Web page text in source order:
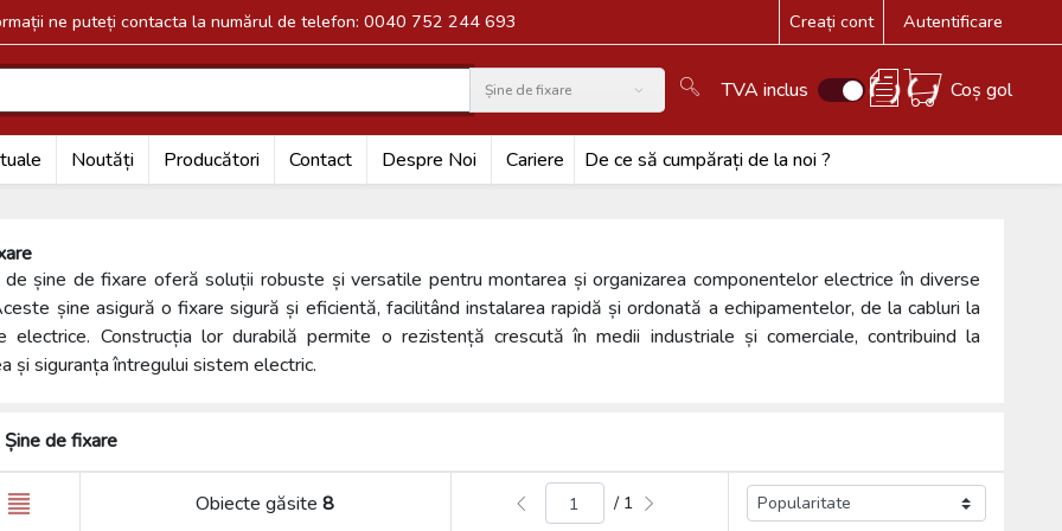
ne puteți contacta la numărul de telefon: 0040 752 244 693 Creați cont Autentificare
Șine de fixare
Search TVA inclus Coș gol
Noutăți Producători Contact Despre Noi Cariere De ce să cumpărați de la noi ?
de șine de fixare oferă soluții robuste și versatile pentru montarea și organizarea componentelor electrice în diverse
șine asigură o fixare sigură și eficientă, facilitând instalarea rapidă și ordonată a echipamentelor, de la cabluri la
electrice. Construcția lor durabilă permite o rezistență crescută în medii industriale și comerciale, contribuind la
și siguranța întregului sistem electric.
Șine de fixare
Obiecte găsite 8 / 1